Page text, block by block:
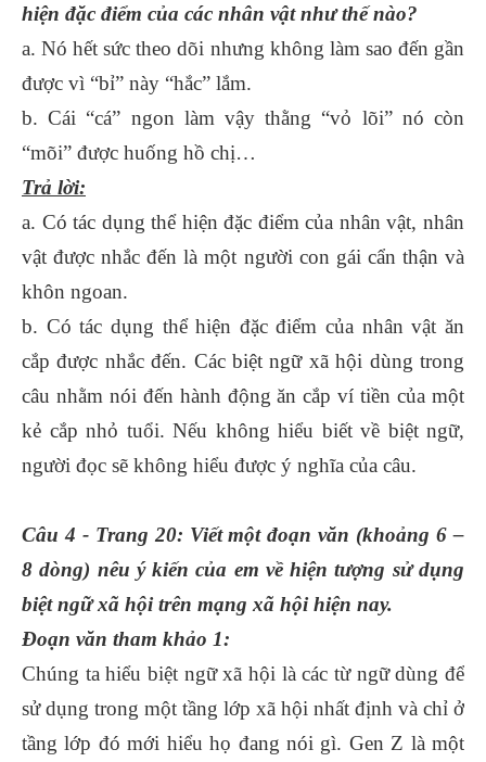
hiện đặc điểm của các nhân vật như thế nào?
a. Nó hết sức theo dõi nhưng không làm sao đến gần
được vì “bỉ” này “hắc” lắm.
b. Cái “cá” ngon làm vậy thằng “vỏ lõi” nó còn
“mõi” được huống hồ chị…
Trả lời:
a. Có tác dụng thể hiện đặc điểm của nhân vật, nhân
vật được nhắc đến là một người con gái cẩn thận và
khôn ngoan.
b. Có tác dụng thể hiện đặc điểm của nhân vật ăn
cắp được nhắc đến. Các biệt ngữ xã hội dùng trong
câu nhằm nói đến hành động ăn cắp ví tiền của một
kẻ cắp nhỏ tuổi. Nếu không hiểu biết về biệt ngữ,
người đọc sẽ không hiểu được ý nghĩa của câu.
Câu 4 - Trang 20: Viết một đoạn văn (khoảng 6 –
8 dòng) nêu ý kiến của em về hiện tượng sử dụng
biệt ngữ xã hội trên mạng xã hội hiện nay.
Đoạn văn tham khảo 1:
Chúng ta hiểu biệt ngữ xã hội là các từ ngữ dùng để
sử dụng trong một tầng lớp xã hội nhất định và chỉ ở
tầng lớp đó mới hiểu họ đang nói gì. Gen Z là một